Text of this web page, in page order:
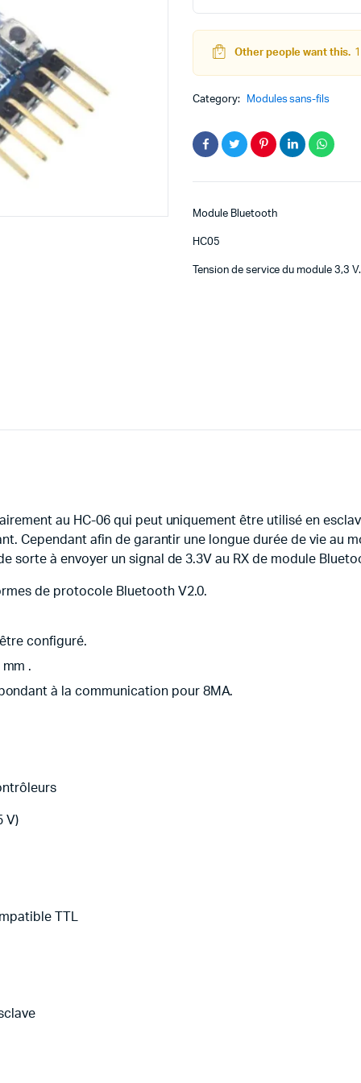
à pas
Lego Education
Pack Arduino – raspberry pi
quantity
Other people want this.
Category: Modules sans-fils
Module Bluetooth
HC05
Tension de service du module 3,3 V.
au HC-06 qui peut uniquement être utilisé en
Cependant afin de garantir une longue durée de vie au
sorte à envoyer un signal de 3.3V au RX de module
de protocole Bluetooth V2.0.
configuré.
.
à la communication pour 8MA.
V)
TTL